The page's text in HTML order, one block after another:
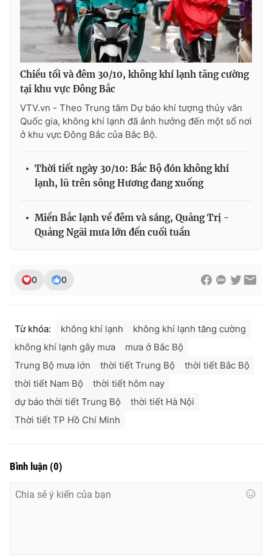
Chiều tối và đêm 30/10, không khí lạnh tăng cường
tại khu vực Đông Bắc
VTV.vn - Theo Trung tâm Dự báo khí tượng thủy văn
Quốc gia, không khí lạnh đã ảnh hưởng đến một số nơi
ở khu vực Đông Bắc của Bắc Bộ.
Thời tiết ngày 30/10: Bắc Bộ đón không khí
lạnh, lũ trên sông Hương đang xuống
Miền Bắc lạnh về đêm và sáng, Quảng Trị -
Quảng Ngãi mưa lớn đến cuối tuần
0 0
Từ khóa: không khí lạnh
không khí lạnh tăng cường
không khí lạnh gây mưa
mưa ở Bắc Bộ
Trung Bộ mưa lớn
thời tiết Trung Bộ
thời tiết Bắc Bộ
thời tiết Nam Bộ
thời tiết hôm nay
dự báo thời tiết Trung Bộ
thời tiết Hà Nội
Thời tiết TP Hồ Chí Minh
Bình luận (0)